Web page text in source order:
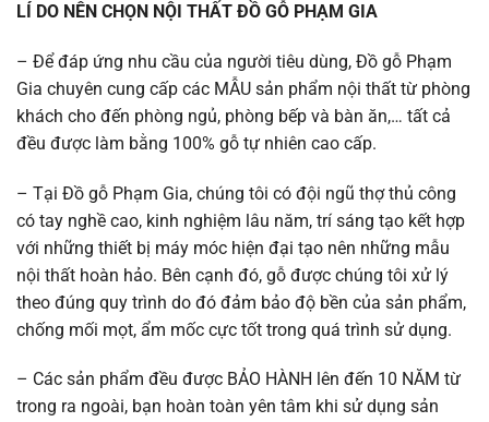
LÍ DO NÊN CHỌN NỘI THẤT ĐỒ GỖ PHẠM GIA
– Để đáp ứng nhu cầu của người tiêu dùng, Đồ gỗ Phạm
Gia chuyên cung cấp các MẪU sản phẩm nội thất từ phòng
khách cho đến phòng ngủ, phòng bếp và bàn ăn,… tất cả
đều được làm bằng 100% gỗ tự nhiên cao cấp.
– Tại Đồ gỗ Phạm Gia, chúng tôi có đội ngũ thợ thủ công
có tay nghề cao, kinh nghiệm lâu năm, trí sáng tạo kết hợp
với những thiết bị máy móc hiện đại tạo nên những mẫu
nội thất hoàn hảo. Bên cạnh đó, gỗ được chúng tôi xử lý
theo đúng quy trình do đó đảm bảo độ bền của sản phẩm,
chống mối mọt, ẩm mốc cực tốt trong quá trình sử dụng.
– Các sản phẩm đều được BẢO HÀNH lên đến 10 NĂM từ
trong ra ngoài, bạn hoàn toàn yên tâm khi sử dụng sản